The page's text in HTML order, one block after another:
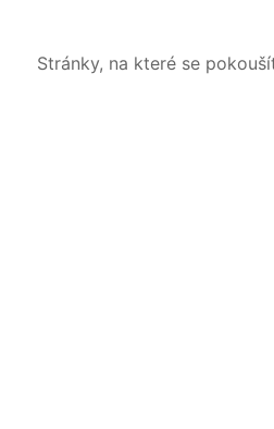
Stránky, na které se